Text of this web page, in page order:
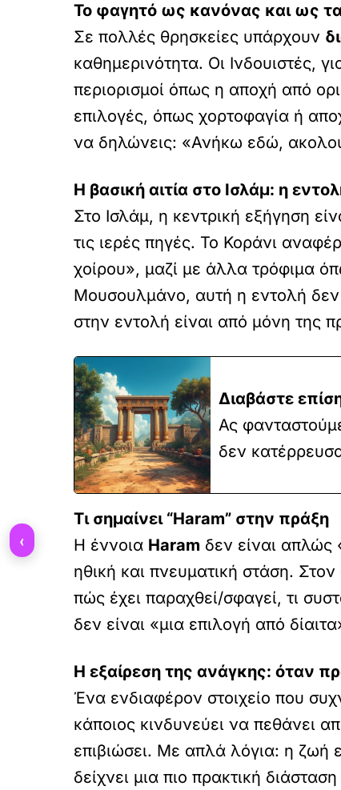
Το φαγητό ως κανόνας και ως
Σε πολλές θρησκείες υπάρχουν
καθημερινότητα. Οι Ινδουιστές,
περιορισμοί όπως η αποχή από
επιλογές, όπως χορτοφαγία ή
να δηλώνεις: «Ανήκω εδώ,
Η βασική αιτία στο Ισλάμ: η
Στο Ισλάμ, η κεντρική εξήγηση
τις ιερές πηγές. Το Κοράνι
χοίρου», μαζί με άλλα τρόφιμα
Μουσουλμάνο, αυτή η εντολή δεν
στην εντολή είναι από μόνη της
Διαβάστε
Ας
δεν
Τι σημαίνει “Haram” στην πράξη
Η έννοια Haram δεν είναι απλώς
ηθική και πνευματική στάση.
πώς έχει παραχθεί/σφαγεί, τι
δεν είναι «μια επιλογή από
Η εξαίρεση της ανάγκης: όταν
Ένα ενδιαφέρον στοιχείο που
κάποιος κινδυνεύει να πεθάνει
επιβιώσει. Με απλά λόγια: η ζωή
δείχνει μια πιο πρακτική
‹